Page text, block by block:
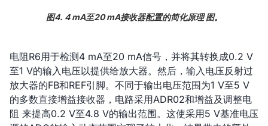
图4. 4 mA至20 mA接收器配置的简化原理 图。
电阻R6用于检测4 mA至20 mA信号，并将其转换成0.2 V
至1 V的输入电压以提供给放大器。然后，输入电压反射过
放大器的FB和REF引脚。不同于输出电压范围为1 V至5 V
的多数直接增益接收器，电路采用ADR02和增益及调整电
阻 来提高0.2 V至4.8 V的输出范围。这使采用5 V基准电压